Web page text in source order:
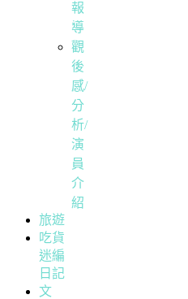
報
導
觀
後
感/
分
析/
演
員
介
紹
旅遊
吃貨
迷編
日記
文